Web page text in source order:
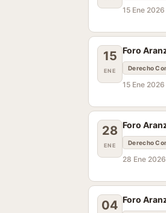
15 Ene 2026
15
ENE
Foro
Derecho
15 Ene 2026
28
ENE
Foro
Derecho
28 Ene
04 Foro